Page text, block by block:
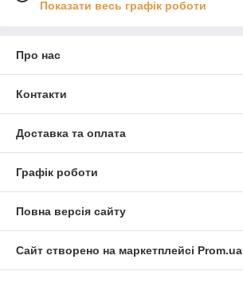
Показати весь графік роботи
Про нас
Контакти
Доставка та оплата
Графік роботи
Повна версія сайту
Сайт створено на маркетплейсі Prom.ua